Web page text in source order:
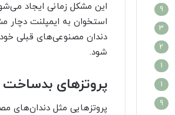
این مشکل زمانی ایجاد
استخوان به ایمپلنت دچار
دندان مصنوعی‌های قبلی
شود.
پروتزهای
پروتزهایی مثل دندان‌های
9
3
2
1
1
9